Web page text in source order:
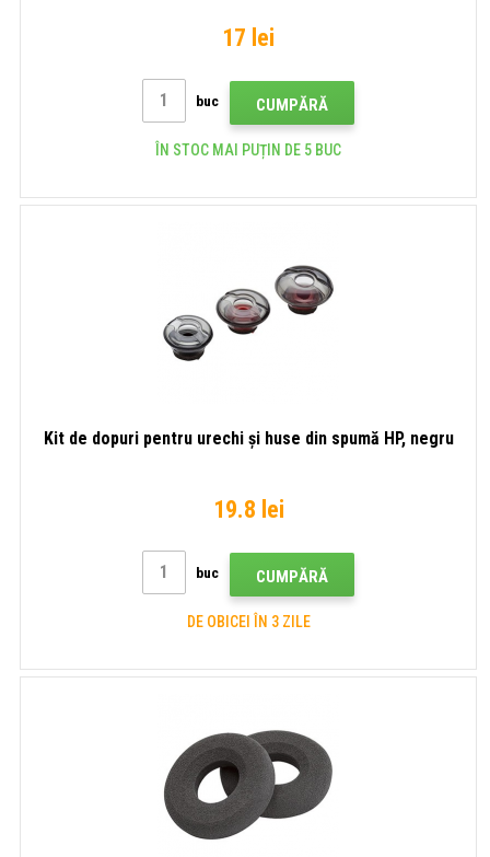
17 lei
buc CUMPĂRĂ
ÎN STOC MAI PUȚIN DE 5 BUC
Kit de dopuri pentru urechi și huse din spumă HP, negru
19.8 lei
buc CUMPĂRĂ
DE OBICEI ÎN 3 ZILE